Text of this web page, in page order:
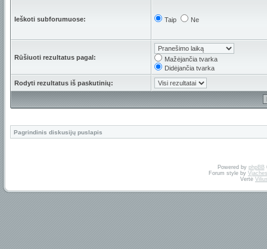
Ieškoti subforumuose: Taip Ne
Rūšiuoti rezultatus pagal:
Mažėjančia tvarka
Didėjančia tvarka
Rodyti rezultatus iš paskutinių:
Pagrindinis diskusijų puslapis
Powered by phpBB
Forum style by
Vertė